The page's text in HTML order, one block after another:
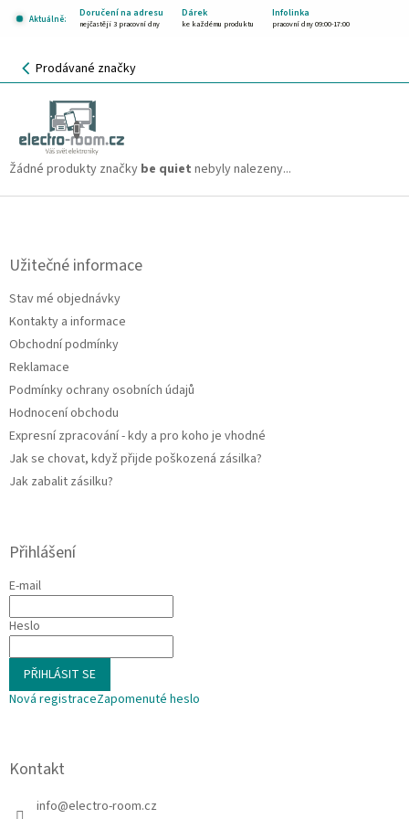
Aktuálně:
Doručení na adresu Dárek Infolinka
nejčastěji 3 pracovní dny ke každému produktu pracovní dny 09:00-17:00
NÁKUPNÍ
KOŠÍK
Prodávané značky
be quiet
Žádné produkty značky be quiet nebyly nalezeny...
Z
Užitečné informace
Stav mé objednávky
Kontakty a informace
Obchodní podmínky
Reklamace
Podmínky ochrany osobních údajů
Hodnocení obchodu
Expresní zpracování - kdy a pro koho je vhodné
Jak se chovat, když přijde poškozená zásilka?
Jak zabalit zásilku?
Přihlášení
E-mail
Heslo
PŘIHLÁSIT SE
Nová registraceZapomenuté heslo
Kontakt
info@electro-room.cz